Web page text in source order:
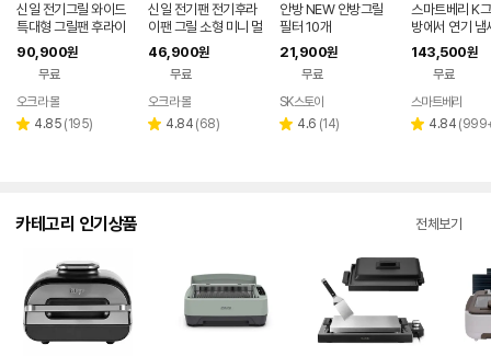
신일 전기그릴 와이드
특대형 그릴팬 후라이
팬 고기불판 멀티팬 가
정용 국산
90,900원
무료
오크라 몰
별 4.85 리
(195)
신일 전기팬 전기후라
이팬 그릴 소형 미니 멀
티쿠커 국산
46,900원
무료
오크라 몰
별 4.84 리
(68)
안방 NEW 안방그릴
필터 10개
21,900원
무료
버페
SK스토아
별 4.6 리
(14)
스마트베리 K
방에서 연기 냄
가정용 대형 전
만능요리 짬짜
전골팬
143,500원
무료
페
스마트베리
별 4.84 리
(
카테고리 인기상품 전체보기